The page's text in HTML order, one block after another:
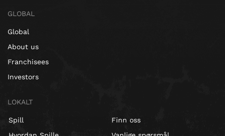
GLOBAL
Global
About us
Franchisees
Investors
LOKALT
Spill
Finn oss